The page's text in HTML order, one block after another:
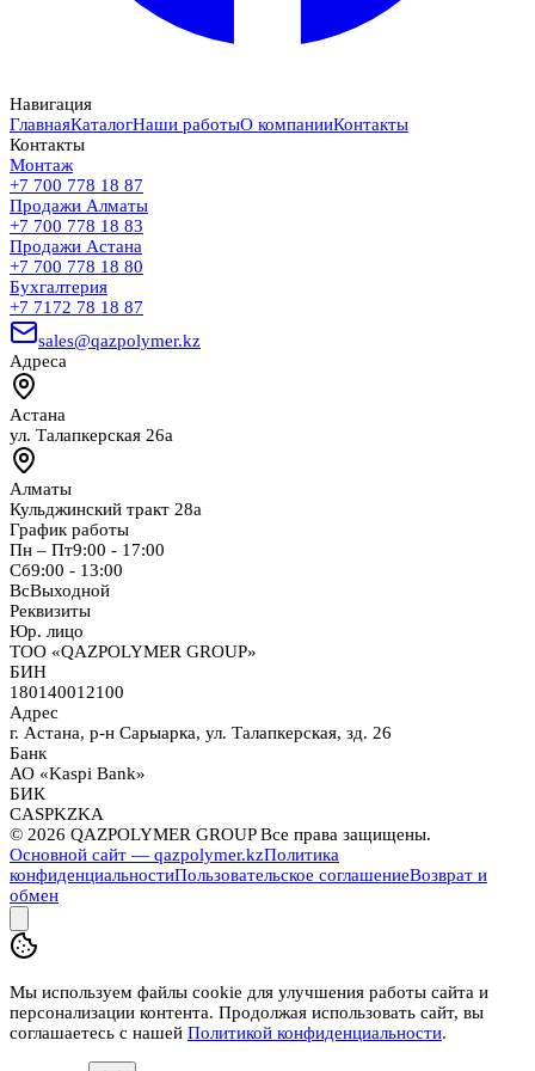
Навигация
ГлавнаяКаталогНаши работыО компанииКонтакты
Контакты
Монтаж
+7 700 778 18 87
Продажи Алматы
+7 700 778 18 83
Продажи Астана
+7 700 778 18 80
Бухгалтерия
+7 7172 78 18 87
sales@qazpolymer.kz
Адреса
Астана
ул. Талапкерская 26а
Алматы
Кульджинский тракт 28а
График работы
Пн – Пт9:00 - 17:00
Сб9:00 - 13:00
ВсВыходной
Реквизиты
Юр. лицо
ТОО «QAZPOLYMER GROUP»
БИН
180140012100
Адрес
г. Астана, р-н Сарыарка, ул. Талапкерская, зд. 26
Банк
АО «Kaspi Bank»
БИК
CASPKZKA
© 2026 QAZPOLYMER GROUP Все права защищены.
Основной сайт — qazpolymer.kzПолитика
конфиденциальностиПользовательское соглашениеВозврат и
обмен
Мы используем файлы cookie для улучшения работы сайта и
персонализации контента. Продолжая использовать сайт, вы
соглашаетесь с нашей Политикой конфиденциальности.